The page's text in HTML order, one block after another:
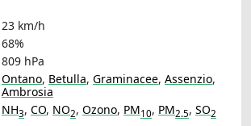
23 km/h
68%
809 hPa
Ontano, Betulla, Graminacee, Assenzio,
Ambrosia
NH3, CO, NO2, Ozono, PM10, PM2.5, SO2